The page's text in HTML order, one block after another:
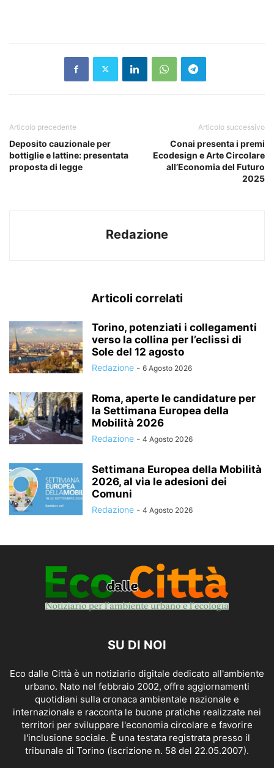
Articolo precedente
Deposito cauzionale per
bottiglie e lattine: presentata
proposta di legge
Articolo successivo
Conai presenta i premi
Ecodesign e Arte Circolare
all’Economia del Futuro
2025
Redazione
Articoli correlati
Torino, potenziati i collegamenti
verso la collina per l’eclissi di
Sole del 12 agosto
Redazione - 6 Agosto 2026
Roma, aperte le candidature per
la Settimana Europea della
Mobilità 2026
Redazione - 4 Agosto 2026
Settimana Europea della Mobilità
2026, al via le adesioni dei
Comuni
Redazione - 4 Agosto 2026
SU DI NOI
Eco dalle Città è un notiziario digitale dedicato all'ambiente
urbano. Nato nel febbraio 2002, offre aggiornamenti
quotidiani sulla cronaca ambientale nazionale e
internazionale e racconta le buone pratiche realizzate nei
territori per sviluppare l'economia circolare e favorire
l'inclusione sociale. È una testata registrata presso il
tribunale di Torino (iscrizione n. 58 del 22.05.2007).